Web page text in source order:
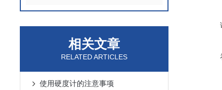
相关文章
RELATED ARTICLES
使用硬度计的注意事项